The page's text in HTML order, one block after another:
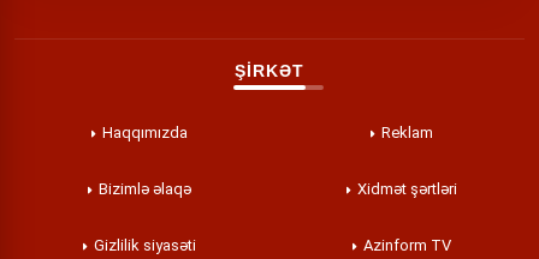
ŞİRKƏT
Haqqımızda Reklam
Bizimlə əlaqə Xidmət şərtləri
Gizlilik siyasəti Azinform TV